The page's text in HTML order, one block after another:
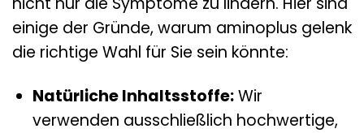
einige der Gründe, warum aminoplus gelenk
die richtige Wahl für Sie sein könnte:
Natürliche Inhaltsstoffe:Wir
verwenden ausschließlich hochwertige,